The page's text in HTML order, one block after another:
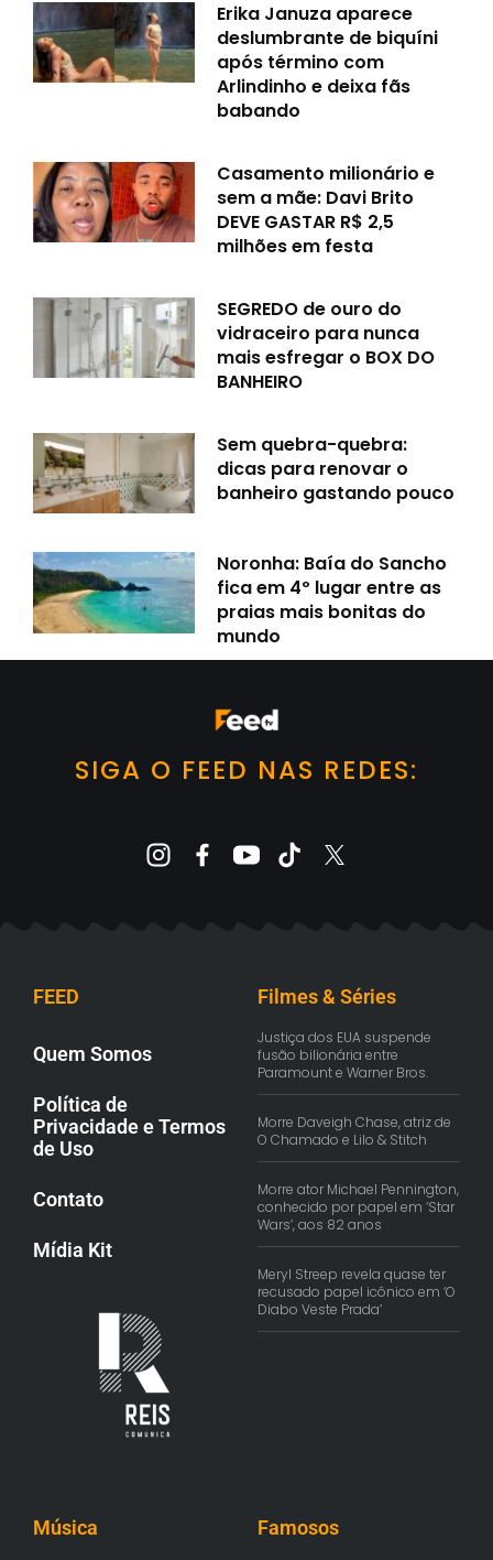
Erika Januza aparece
deslumbrante de biquíni
após término com
Arlindinho e deixa fãs
babando
Casamento milionário e
sem a mãe: Davi Brito
DEVE GASTAR R$ 2,5
milhões em festa
SEGREDO de ouro do
vidraceiro para nunca
mais esfregar o BOX DO
BANHEIRO
Sem quebra-quebra:
dicas para renovar o
banheiro gastando pouco
Noronha: Baía do Sancho
fica em 4º lugar entre as
praias mais bonitas do
mundo
SIGA O FEED NAS REDES:
FEED
Quem Somos
Política de
Privacidade e Termos
de Uso
Contato
Mídia Kit
Filmes & Séries
Justiça dos EUA suspende
fusão bilionária entre
Paramount e Warner Bros.
Morre Daveigh Chase, atriz de
O Chamado e Lilo & Stitch
Morre ator Michael Pennington,
conhecido por papel em ‘Star
Wars’, aos 82 anos
Meryl Streep revela quase ter
recusado papel icônico em ‘O
Diabo Veste Prada’
Música Famosos